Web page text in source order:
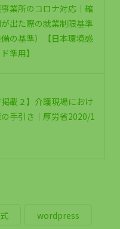
業所のコロナ対応｜確
出た際の就業制限基準
備の基準）【日本環境感
準用】
掲載２】介護現場におけ
手引き｜厚労省2020/1
wordpress